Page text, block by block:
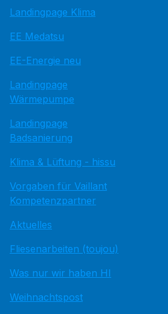
Landingpage Klima
EE Medatsu
EE-Energie neu
Landingpage
Wärmepumpe
Landingpage
Badsanierung
Klima & Lüftung - hissu
Vorgaben für Vaillant
Kompetenzpartner
Aktuelles
Fliesenarbeiten (toujou)
Was nur wir haben HI
Weihnachtspost